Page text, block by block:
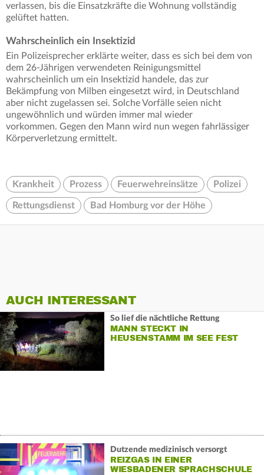
verlassen, bis die Einsatzkräfte die Wohnung vollständig
gelüftet hatten.
Wahrscheinlich ein Insektizid
Ein Polizeisprecher erklärte weiter, dass es sich bei dem von
dem 26-Jährigen verwendeten Reinigungsmittel
wahrscheinlich um ein Insektizid handele, das zur
Bekämpfung von Milben eingesetzt wird, in Deutschland
aber nicht zugelassen sei. Solche Vorfälle seien nicht
ungewöhnlich und würden immer mal wieder
vorkommen. Gegen den Mann wird nun wegen fahrlässiger
Körperverletzung ermittelt.
Krankheit Prozess Feuerwehreinsätze Polizei
Rettungsdienst Bad Homburg vor der Höhe
AUCH INTERESSANT
So lief die nächtliche Rettung
MANN STECKT IN
HEUSENSTAMM IM SEE FEST
Dutzende medizinisch versorgt
REIZGAS IN EINER
WIESBADENER SPRACHSCHULE